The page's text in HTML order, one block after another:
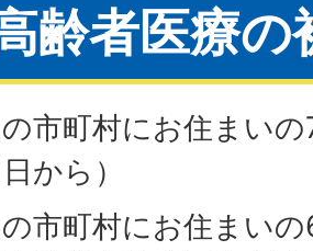
齢者医療の
の市町村にお住まい
から）
の市町村にお住まい